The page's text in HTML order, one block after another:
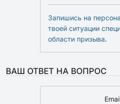
Запишись на
твоей ситуации
области призыва.
ВАШ ОТВЕТ НА ВОПРОС